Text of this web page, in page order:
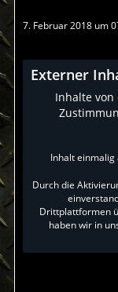
7. Februar 2018 um
Externer
Inhalte
Inhalt einmalig
Durch die
Drittplattformen
haben wir in